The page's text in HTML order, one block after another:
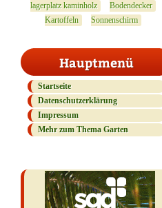
lagerplatz kaminholz
Bodendecker
Kartoffeln
Sonnenschirm
Hauptmenü
Startseite
Datenschutzerklärung
Impressum
Mehr zum Thema Garten